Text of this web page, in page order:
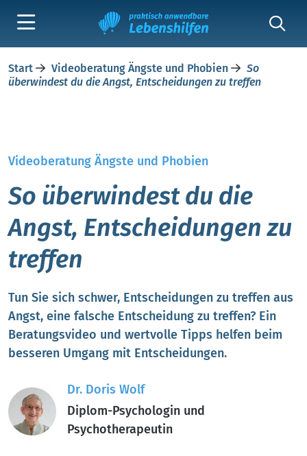
Start Videoberatung Ängste und Phobien
So
überwindest du die Angst, Entscheidungen zu treffen
Videoberatung Ängste und Phobien
So überwindest du die
Angst, Entscheidungen zu
treffen
Tun Sie sich schwer, Entscheidungen zu treffen aus
Angst, eine falsche Entscheidung zu treffen? Ein
Beratungsvideo und wertvolle Tipps helfen beim
besseren Umgang mit Entscheidungen.
Dr. Doris Wolf
Diplom-Psychologin und
Psychotherapeutin